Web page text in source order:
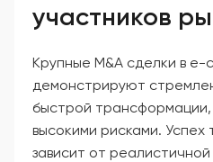
участников
Крупные M&A сделки в e-
демонстрируют
быстрой
высокими рисками. Успех
зависит от